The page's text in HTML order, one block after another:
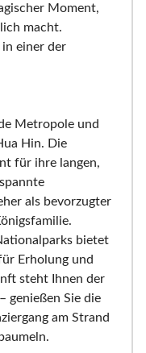
Moment,
macht.
in einer der
Metropole und
Hin. Die
für ihre langen,
als bevorzugter
bietet
Erholung und
steht Ihnen der
genießen Sie die
am Strand